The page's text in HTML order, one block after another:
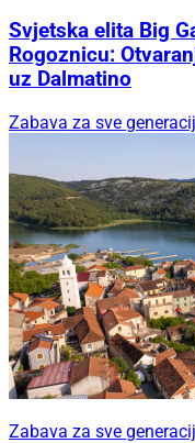
Svjetska elita Big
Rogoznicu:
uz Dalmatino
Zabava za sve
Zabava za sve